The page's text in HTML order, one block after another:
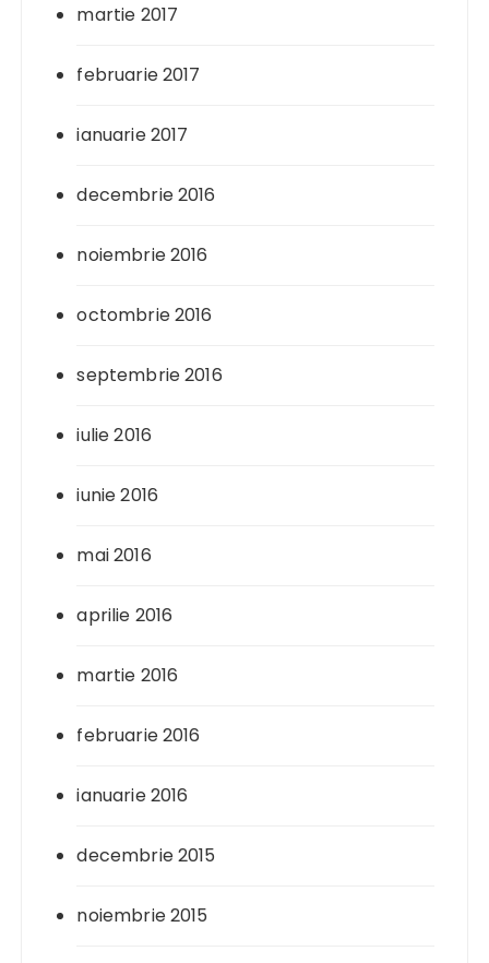
martie 2017
februarie 2017
ianuarie 2017
decembrie 2016
noiembrie 2016
octombrie 2016
septembrie 2016
iulie 2016
iunie 2016
mai 2016
aprilie 2016
martie 2016
februarie 2016
ianuarie 2016
decembrie 2015
noiembrie 2015